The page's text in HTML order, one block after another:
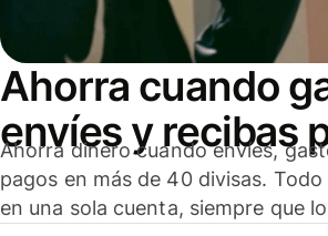
Ahorra cuando
envíes y recibas
Ahorra dinero cuando envíes,
pagos en más de 40 divisas.
en una sola cuenta, siempre que